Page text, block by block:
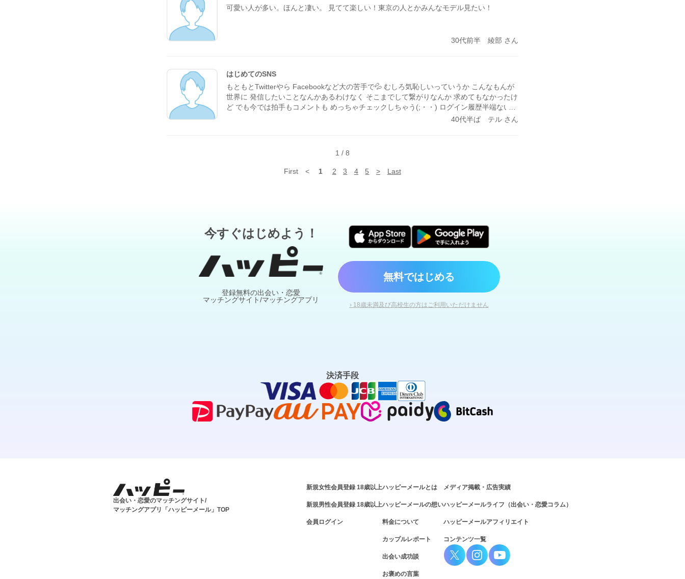
可愛い人が多い。ほんと凄い。 見てて楽しい！東京の人とかみんなモデル見たい！
30代前半 綾部 さん
はじめてのSNS
もともとTwitterやら Facebookなど大の苦手で💦 むしろ気恥しいっていうか こんなもんが
世界に 発信したいことなんかあるわけなく そこまでして繋がりなんか 求めてもなかったけ
ど でも今では拍手もコメントも めっちゃチェックしちゃう(;・・) ログイン履歴半端ないん
だろな(笑) 斜め上からみてた出会い系サイト ところがどっこい 大人の集まりだったね 正し
40代半ば テル さん
1 / 8
First < 1 2 3 4 5 > Last
今すぐはじめよう！
登録無料の出会い・恋愛
マッチングサイト/マッチングアプリ
無料ではじめる
› 18歳未満及び高校生の方はご利用いただけません
決済手段
出会い・恋愛のマッチングサイト/
マッチングアプリ「ハッピーメール」TOP
新規女性会員登録 18歳以上
新規男性会員登録 18歳以上
会員ログイン
ハッピーメールとは
ハッピーメールの想い
料金について
カップルレポート
出会い成功談
お褒めの言葉
メディア掲載・広告実績
ハッピーメールライフ（出会い・恋愛コラム）
ハッピーメールアフィリエイト
コンテンツ一覧